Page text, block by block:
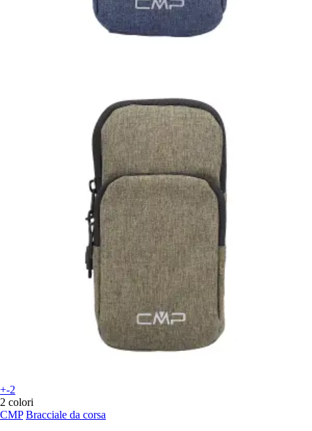
+-2
2 colori
CMP Bracciale da corsa